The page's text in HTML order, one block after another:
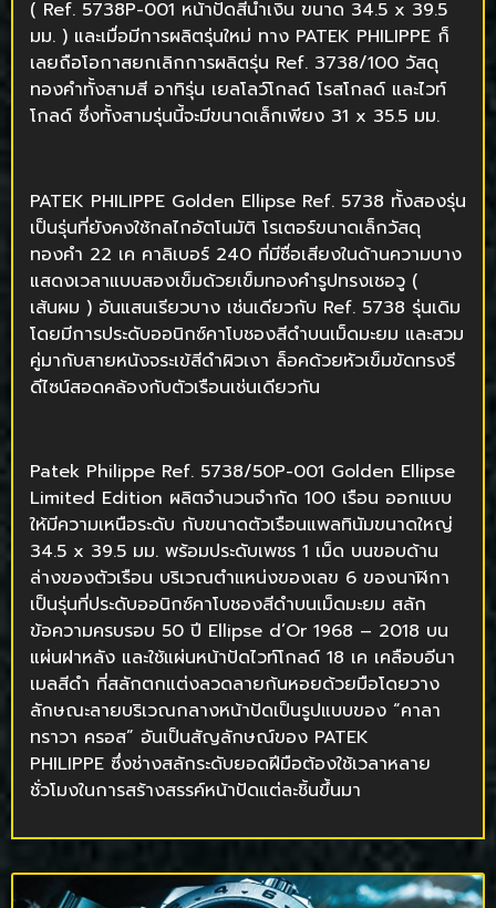
( Ref. 5738P-001 หน้าปัดสีน้ำเงิน ขนาด 34.5 x 39.5
มม. ) และเมื่อมีการผลิตรุ่นใหม่ ทาง PATEK PHILIPPE ก็
เลยถือโอกาสยกเลิกการผลิตรุ่น Ref. 3738/100 วัสดุ
ทองคำทั้งสามสี อาทิรุ่น เยลโลว์โกลด์ โรสโกลด์ และไวท์
โกลด์ ซึ่งทั้งสามรุ่นนี้จะมีขนาดเล็กเพียง 31 x 35.5 มม.
PATEK PHILIPPE Golden Ellipse Ref. 5738 ทั้งสองรุ่น
เป็นรุ่นที่ยังคงใช้กลไกอัตโนมัติ โรเตอร์ขนาดเล็กวัสดุ
ทองคำ 22 เค คาลิเบอร์ 240 ที่มีชื่อเสียงในด้านความบาง
แสดงเวลาแบบสองเข็มด้วยเข็มทองคำรูปทรงเชอวู (
เส้นผม ) อันแสนเรียวบาง เช่นเดียวกับ Ref. 5738 รุ่นเดิม
โดยมีการประดับออนิกซ์คาโบชองสีดำบนเม็ดมะยม และสวม
คู่มากับสายหนังจระเข้สีดำผิวเงา ล็อคด้วยหัวเข็มขัดทรงรี
ดีไซน์สอดคล้องกับตัวเรือนเช่นเดียวกัน
Patek Philippe Ref. 5738/50P-001 Golden Ellipse
Limited Edition ผลิตจำนวนจำกัด 100 เรือน ออกแบบ
ให้มีความเหนือระดับ กับขนาดตัวเรือนแพลทินัมขนาดใหญ่
34.5 x 39.5 มม. พร้อมประดับเพชร 1 เม็ด บนขอบด้าน
ล่างของตัวเรือน บริเวณตำแหน่งของเลข 6 ของนาฬิกา
เป็นรุ่นที่ประดับออนิกซ์คาโบชองสีดำบนเม็ดมะยม สลัก
ข้อความครบรอบ 50 ปี Ellipse d’Or 1968 – 2018 บน
แผ่นฝาหลัง และใช้แผ่นหน้าปัดไวท์โกลด์ 18 เค เคลือบอีนา
เมลสีดำ ที่สลักตกแต่งลวดลายก้นหอยด้วยมือโดยวาง
ลักษณะลายบริเวณกลางหน้าปัดเป็นรูปแบบของ “คาลา
ทราวา ครอส” อันเป็นสัญลักษณ์ของ PATEK
PHILIPPE ซึ่งช่างสลักระดับยอดฝีมือต้องใช้เวลาหลาย
ชั่วโมงในการสร้างสรรค์หน้าปัดแต่ละชิ้นขึ้นมา